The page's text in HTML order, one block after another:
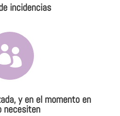
incidencias
y en el momento en
necesiten